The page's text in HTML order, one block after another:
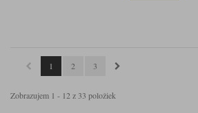
1 2 3
Zobrazujem 1 - 12 z 33 položiek